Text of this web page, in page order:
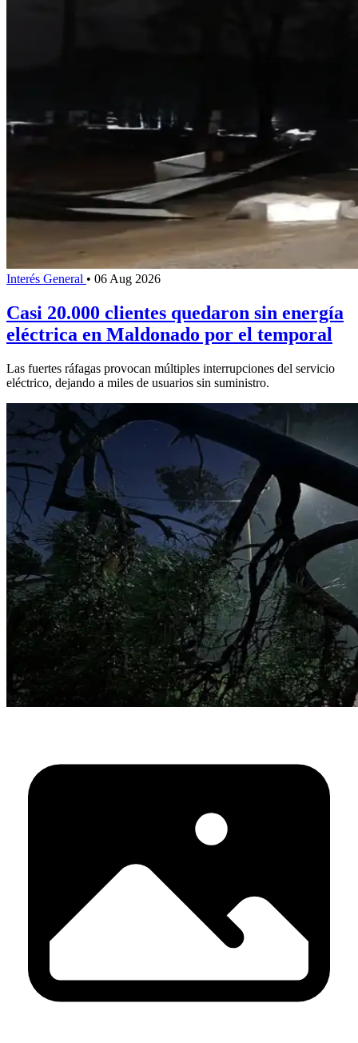
Interés General • 06 Aug 2026
Casi 20.000 clientes quedaron sin energía
eléctrica en Maldonado por el temporal
Las fuertes ráfagas provocan múltiples interrupciones del servicio
eléctrico, dejando a miles de usuarios sin suministro.